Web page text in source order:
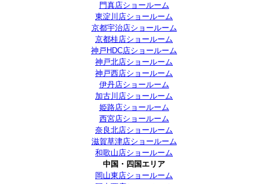
門真店ショールーム
東淀川店ショールーム
京都宇治店ショールーム
京都桂店ショールーム
神戸HDC店ショールーム
神戸北店ショールーム
神戸西店ショールーム
伊丹店ショールーム
加古川店ショールーム
姫路店ショールーム
西宮店ショールーム
奈良北店ショールーム
滋賀草津店ショールーム
和歌山店ショールーム
中国・四国エリア
岡山東店ショールーム